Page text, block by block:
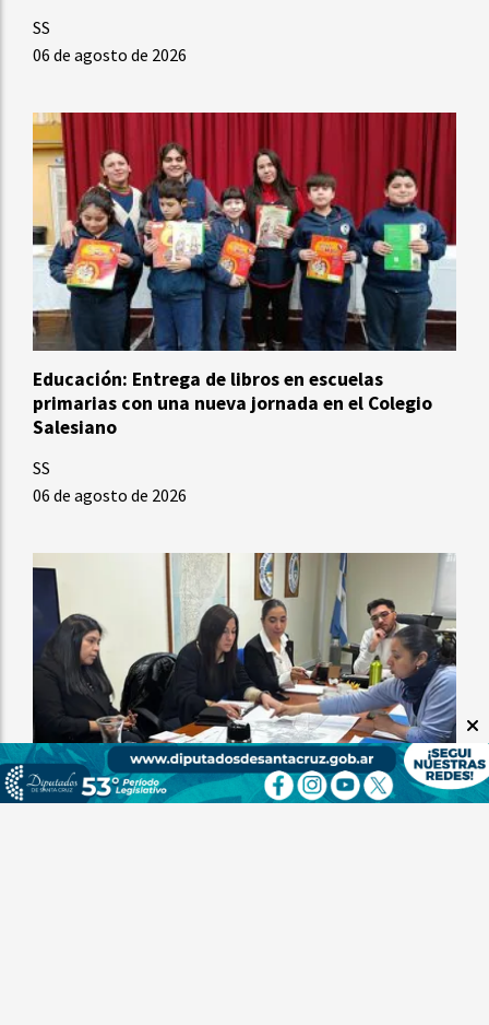
SS
06 de agosto de 2026
Educación: Entrega de libros en escuelas
primarias con una nueva jornada en el Colegio
Salesiano
SS
06 de agosto de 2026